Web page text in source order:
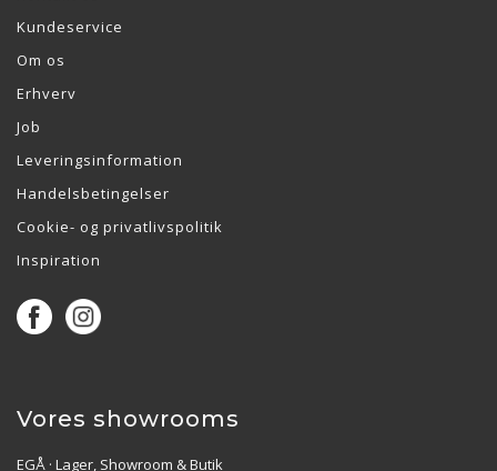
Kundeservice
Om os
Erhverv
Job
Leveringsinformation
Handelsbetingelser
Cookie- og privatlivspolitik
Inspiration
Vores showrooms
EGÅ · Lager, Showroom & Butik